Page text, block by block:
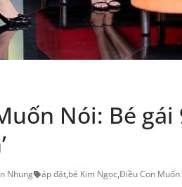
Nói: Bé
Nhung áp đặt,bé Kim Ngọc,Điều Con Muốn